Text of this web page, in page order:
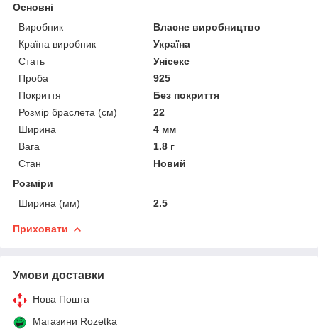
Основні
Виробник
Власне виробництво
Країна виробник
Україна
Стать
Унісекс
Проба
925
Покриття
Без покриття
Розмір браслета (см)
22
Ширина
4 мм
Вага
1.8 г
Стан
Новий
Розміри
Ширина (мм)
2.5
Приховати
Умови доставки
Нова Пошта
Магазини Rozetka